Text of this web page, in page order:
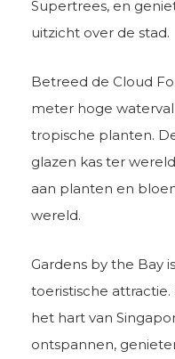
Supertrees, en
uitzicht over de stad.
Betreed de Cloud
meter hoge
tropische planten.
glazen kas ter
aan planten en
wereld.
Gardens by the Bay
toeristische attractie.
het hart van
ontspannen,